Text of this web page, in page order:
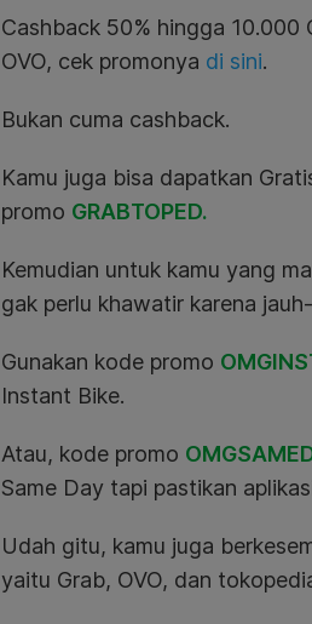
Cashback 50% hingga 10.000
OVO, cek promonya di sini.
Bukan cuma cashback.
Kamu juga bisa dapatkan
promo GRABTOPED.
Kemudian untuk kamu yang
gak perlu khawatir karena
Gunakan kode promo
Instant Bike.
Atau, kode promo
Same Day tapi pastikan
Udah gitu, kamu juga
yaitu Grab, OVO, dan